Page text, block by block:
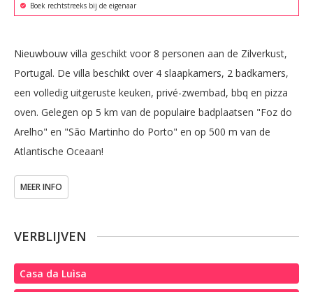
Nieuwbouw villa geschikt voor 8 personen aan de Zilverkust,
Portugal. De villa beschikt over 4 slaapkamers, 2 badkamers,
een volledig uitgeruste keuken, privé-zwembad, bbq en pizza
oven. Gelegen op 5 km van de populaire badplaatsen "Foz do
Arelho" en "São Martinho do Porto" en op 500 m van de
Atlantische Oceaan!
MEER INFO
VERBLIJVEN
Casa da Luìsa
Boek rechtstreeks bij de eigenaar